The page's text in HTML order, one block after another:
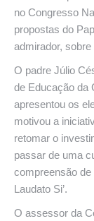
no Congresso
propostas do
admirador,
O padre Júlio
de Educação da
apresentou os
motivou a
retomar o
passar de uma
compreensão de
Laudato Si’.
O assessor da